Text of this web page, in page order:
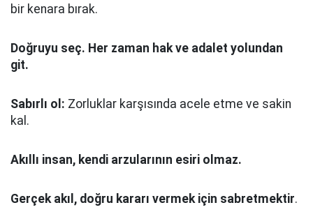
bir kenara bırak.
Doğruyu seç. Her zaman hak ve adalet yolundan
git.
Sabırlı ol: Zorluklar karşısında acele etme ve sakin
kal.
Akıllı insan, kendi arzularının esiri olmaz.
Gerçek akıl, doğru kararı vermek için sabretmektir.